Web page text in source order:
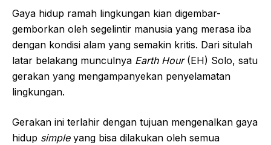
Gaya hidup ramah lingkungan kian digembar-
gemborkan oleh segelintir manusia yang merasa iba
dengan kondisi alam yang semakin kritis. Dari situlah
latar belakang munculnya Earth Hour(EH) Solo, satu
gerakan yang mengampanyekan penyelamatan
lingkungan.
Gerakan ini terlahir dengan tujuan mengenalkan gaya
hidup simpleyang bisa dilakukan oleh semua